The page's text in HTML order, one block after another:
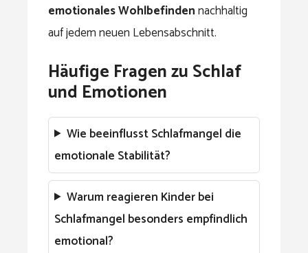
emotionales Wohlbefindennachhaltig
auf jedem neuen Lebensabschnitt.
Häufige Fragen zu Schlaf
und Emotionen
Wie beeinflusst Schlafmangel die
emotionale Stabilität?
Warum reagieren Kinder bei
Schlafmangel besonders empfindlich
emotional?